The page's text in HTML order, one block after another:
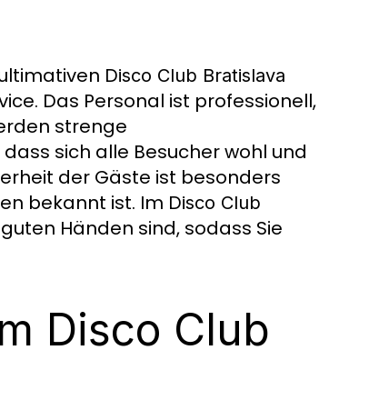
Disco Club Bratislava
Das Personal ist professionell,
strenge
sich alle Besucher wohl und
der Gäste ist besonders
bekannt ist. Im Disco Club
Händen sind, sodass Sie
Disco Club